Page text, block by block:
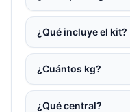
¿Qué incluye el kit?
¿Cuántos kg?
¿Qué central?